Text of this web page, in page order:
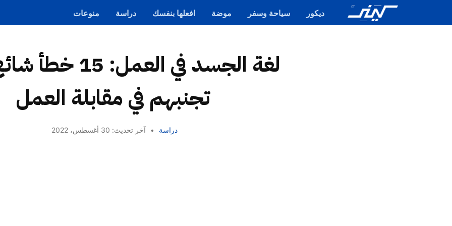
ديكور سياحة وسفر موضة افعلها بنفسك دراسة منوعات
لغة الجسد في
تجنبهم في مقابلة العمل
دراسة • آخر تحديث: 30 أغسطس، 2022